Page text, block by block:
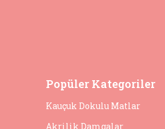
Popüler Kategoriler
Kauçuk Dokulu Matlar
Akrilik Damgalar